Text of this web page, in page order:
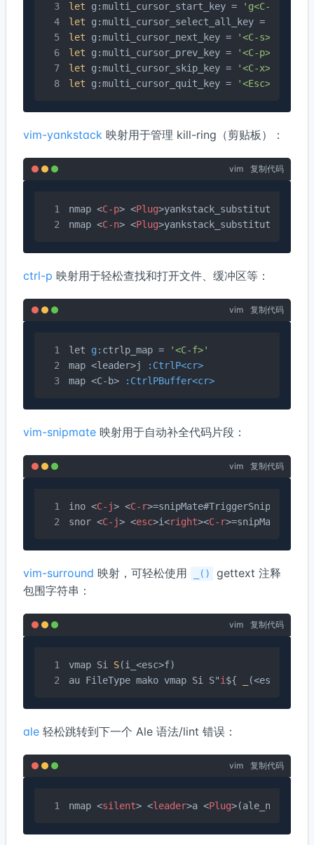
let g:multi_cursor_start_key =
'g<C-s>'
let g:multi_cursor_select_all_key =
let g:multi_cursor_next_key =
'<C-s>'
let g:multi_cursor_prev_key =
'<C-p>'
let g:multi_cursor_skip_key =
'<C-x>'
let g:multi_cursor_quit_key = '<Esc>'
vim-yankstack 映射用于管理 kill-ring（剪贴板）：
vim 复制代码
nmap <C-p> <Plug>
nmap <C-n> <Plug>
ctrl-p 映射用于轻松查找和打开文件、缓冲区等：
vim 复制代码
let g: ctrlp_map =
'<C-f>'
map <leader>j
:CtrlP<cr>
map <C-b>
:CtrlPBuffer<cr>
vim-snipmate 映射用于自动补全代码片段：
vim 复制代码
ino <C-j> <C-r>=snipMate#TriggerSnippet()
snor <C-j> <esc>i<right><C-r>
vim-surround 映射，可轻松使用 _()
gettext 注释
包围字符串：
vim 复制代码
vmap Si S(i_<esc>f)
au FileType mako vmap Si S"i ${ (<esc>
ale 轻松跳转到下一个 Ale 语法/lint 错误：
vim 复制代码
nmap <silent> <leader>a <Plug>